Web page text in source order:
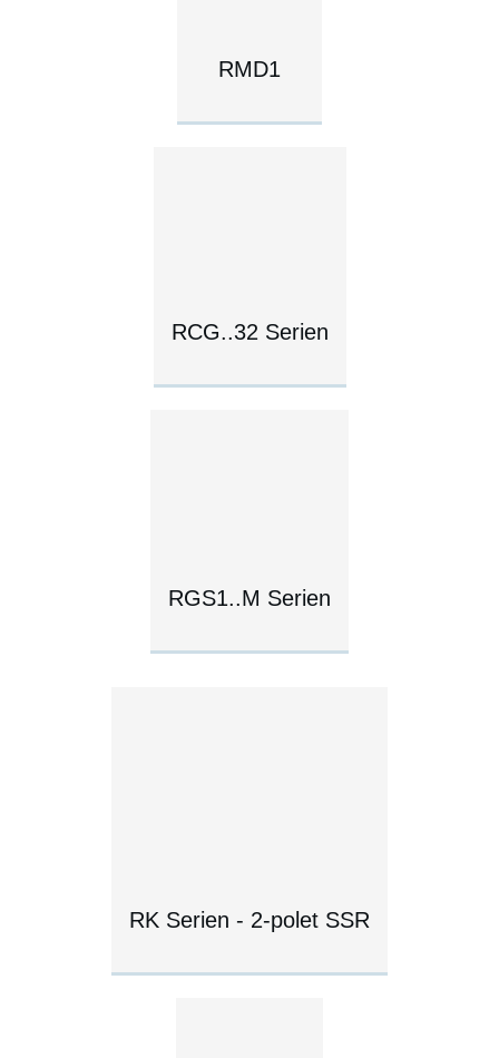
RMD1
RCG..32 Serien
RGS1..M Serien
RK Serien - 2-polet SSR